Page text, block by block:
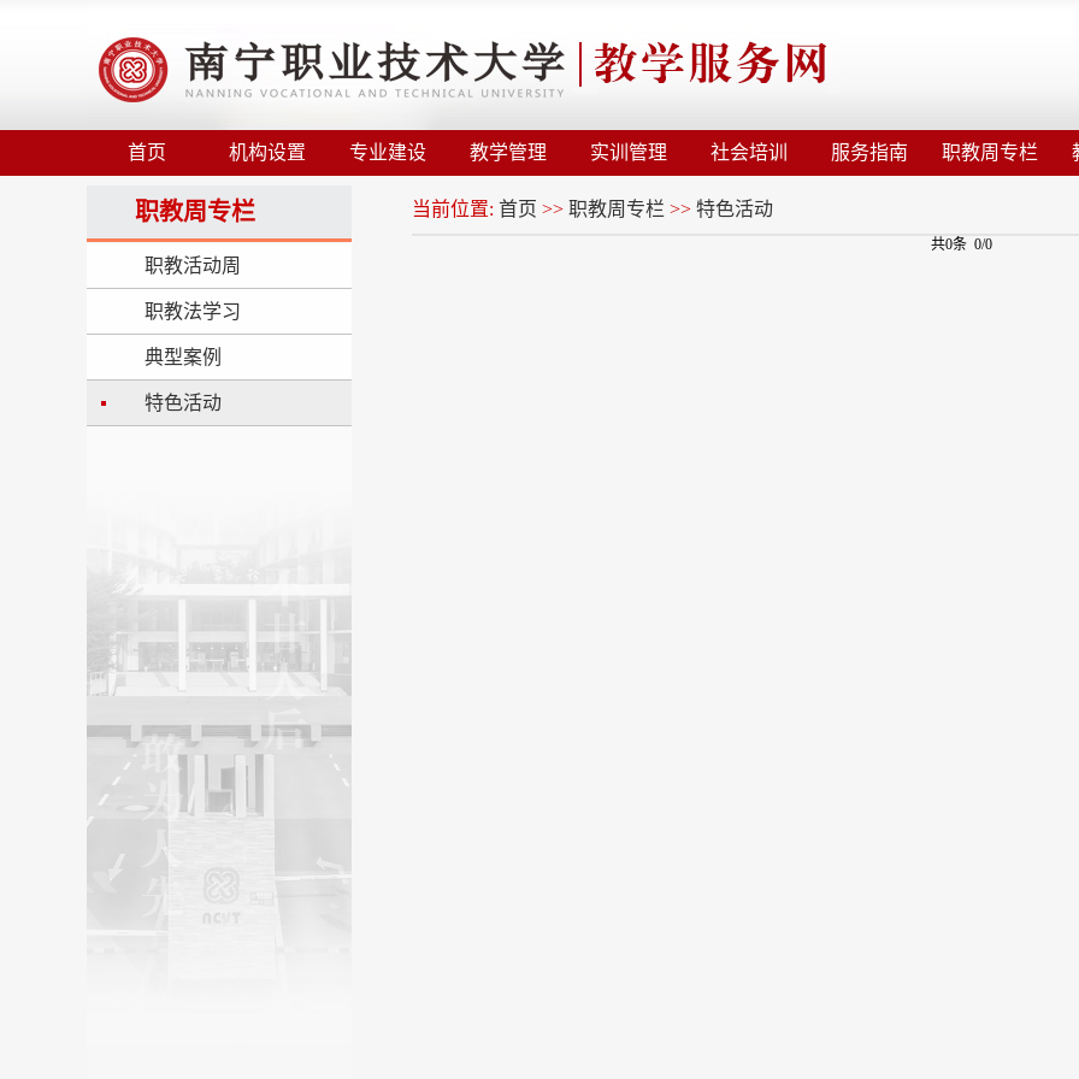
首页 机构设置 专业建设 教学管理 实训管理 社会培训 服务指南 职教周专栏
职教周专栏
职教活动周
职教法学习
典型案例
特色活动
当前位置: 首页 >> 职教周专栏 >> 特色活动
共0条 0/0